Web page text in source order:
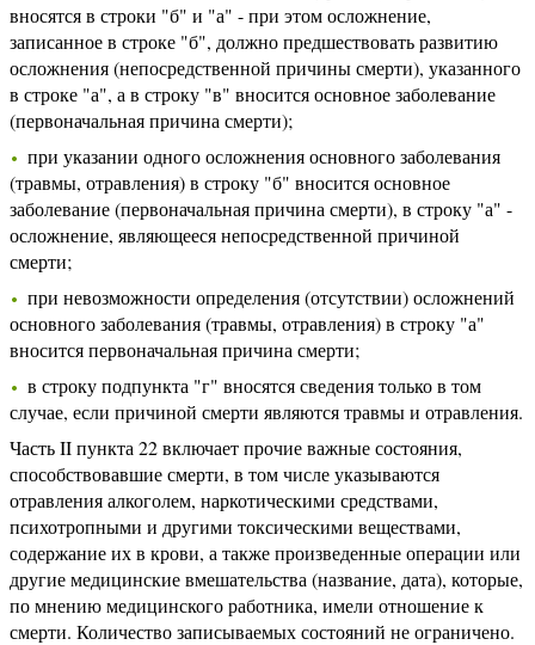
вносятся в строки "б" и "а" - при этом осложнение,
записанное в строке "б", должно предшествовать развитию
осложнения (непосредственной причины смерти), указанного
в строке "а", а в строку "в" вносится основное заболевание
(первоначальная причина смерти);
при указании одного осложнения основного заболевания
(травмы, отравления) в строку "б" вносится основное
заболевание (первоначальная причина смерти), в строку "а" -
осложнение, являющееся непосредственной причиной
смерти;
при невозможности определения (отсутствии) осложнений
основного заболевания (травмы, отравления) в строку "а"
вносится первоначальная причина смерти;
в строку подпункта "г" вносятся сведения только в том
случае, если причиной смерти являются травмы и отравления.
Часть II пункта 22 включает прочие важные состояния,
способствовавшие смерти, в том числе указываются
отравления алкоголем, наркотическими средствами,
психотропными и другими токсическими веществами,
содержание их в крови, а также произведенные операции или
другие медицинские вмешательства (название, дата), которые,
по мнению медицинского работника, имели отношение к
смерти. Количество записываемых состояний не ограничено.